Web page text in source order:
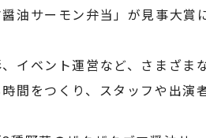
油サーモン弁当」が見事大賞
イベント運営など、さまざま
間をつくり、スタッフや出演